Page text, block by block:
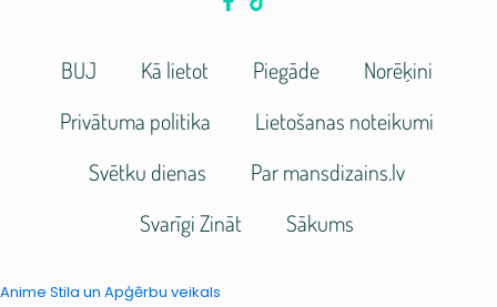
BUJ Kā lietot Piegāde
Norēķini
Privātuma politika
Lietošanas noteikumi
Svētku dienas
Par mansdizains.lv
Svarīgi Zināt
Sākums
Anime Stila un Apģērbu veikals